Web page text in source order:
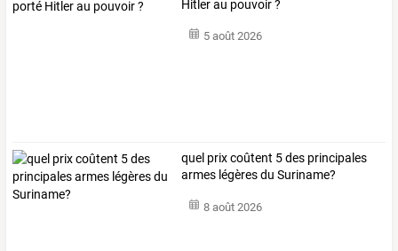
Hitler au pouvoir ?
5 août 2026
quel prix coûtent 5 des principales
armes légères du Suriname?
8 août 2026